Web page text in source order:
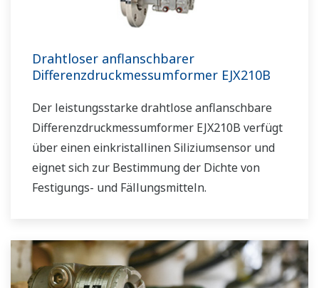
Drahtloser anflanschbarer
Differenzdruckmessumformer EJX210B
Der leistungsstarke drahtlose anflanschbare
Differenzdruckmessumformer EJX210B verfügt
über einen einkristallinen Siliziumsensor und
eignet sich zur Bestimmung der Dichte von
Festigungs- und Fällungsmitteln.